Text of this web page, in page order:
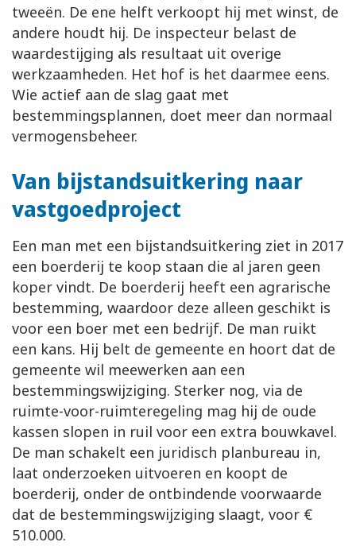
tweeën. De ene helft verkoopt hij met winst, de
andere houdt hij. De inspecteur belast de
waardestijging als resultaat uit overige
werkzaamheden. Het hof is het daarmee eens.
Wie actief aan de slag gaat met
bestemmingsplannen, doet meer dan normaal
vermogensbeheer.
Van bijstandsuitkering naar
vastgoedproject
Een man met een bijstandsuitkering ziet in 2017
een boerderij te koop staan die al jaren geen
koper vindt. De boerderij heeft een agrarische
bestemming, waardoor deze alleen geschikt is
voor een boer met een bedrijf. De man ruikt
een kans. Hij belt de gemeente en hoort dat de
gemeente wil meewerken aan een
bestemmingswijziging. Sterker nog, via de
ruimte-voor-ruimteregeling mag hij de oude
kassen slopen in ruil voor een extra bouwkavel.
De man schakelt een juridisch planbureau in,
laat onderzoeken uitvoeren en koopt de
boerderij, onder de ontbindende voorwaarde
dat de bestemmingswijziging slaagt, voor €
510.000.